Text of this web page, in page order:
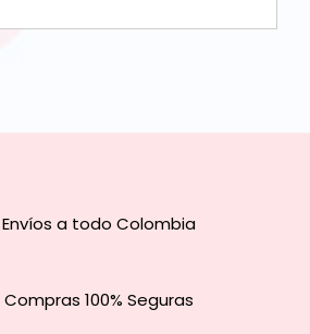
Envíos a todo Colombia
Compras 100% Seguras